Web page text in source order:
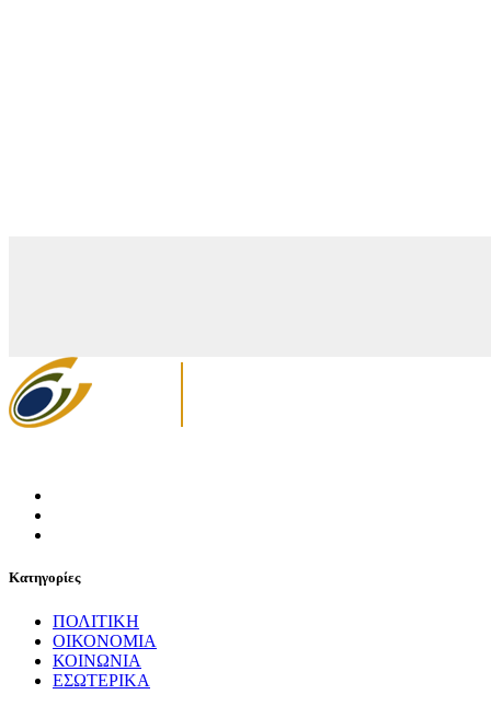
Κατηγορίες
ΠΟΛΙΤΙΚΗ
ΟΙΚΟΝΟΜΙΑ
ΚΟΙΝΩΝΙΑ
ΕΣΩΤΕΡΙΚΑ